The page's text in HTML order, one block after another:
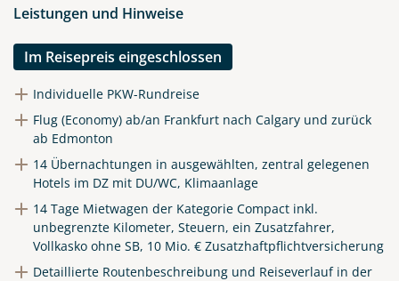
Entdecken Sie Albertas Rockies und seine
Prärielandschaften
Facebook
X
Leistungen und Hinweise
Im Reisepreis eingeschlossen
Individuelle PKW-Rundreise
Flug (Economy) ab/an Frankfurt nach Calgary und zurück
ab Edmonton
14 Übernachtungen in ausgewählten, zentral gelegenen
Hotels im DZ mit DU/WC, Klimaanlage
14 Tage Mietwagen der Kategorie Compact inkl.
unbegrenzte Kilometer, Steuern, ein Zusatzfahrer,
Vollkasko ohne SB, 10 Mio. € Zusatzhaftpflichtversicherung
Detaillierte Routenbeschreibung und Reiseverlauf in der